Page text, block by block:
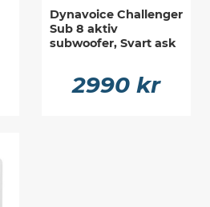
Dynavoice Challenger
Sub 8 aktiv
subwoofer, Svart ask
2990 kr